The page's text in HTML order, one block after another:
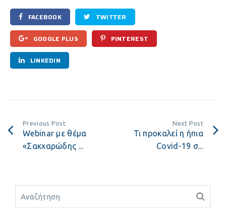
FACEBOOK TWITTER
GOOGLE PLUS PINTEREST
LINKEDIN
Previous Post
Webinar με θέμα
«Σακχαρώδης ...
Next Post
Τι προκαλεί η ήπια
Covid-19 σ...